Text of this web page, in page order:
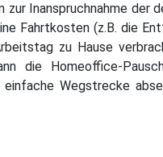
Inanspruchnahme der
Fahrtkosten (z.B. die
zu Hause
die Homeoffice-
Wegstrecke